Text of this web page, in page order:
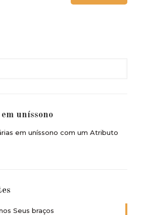
uníssono
em uníssono com um Atributo
Seus braços